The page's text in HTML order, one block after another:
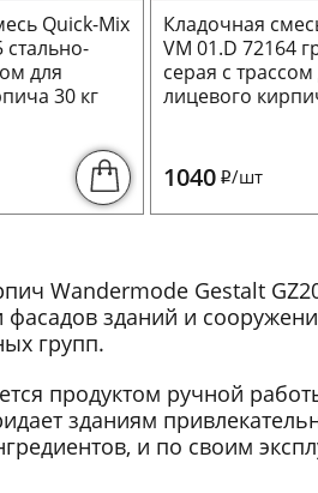
Quick-Mix
стально-
для
30 кг
Кладочная
VM 01.D 72164
серая с трассом
лицевого
1040 i/шт
Wandermode Gestalt
зданий и
групп.
продуктом ручной
зданиям
и по своим